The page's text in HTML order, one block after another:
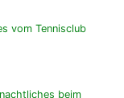
vom Tennisclub
beim